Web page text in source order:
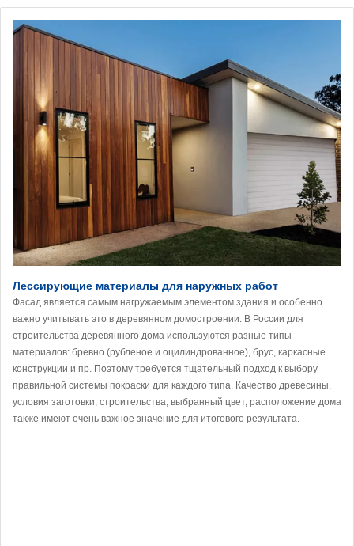
Лессирующие материалы для наружных работ
Фасад является самым нагружаемым элементом здания и особенно
важно учитывать это в деревянном домостроении. В России для
строительства деревянного дома используются разные типы
материалов: бревно (рубленое и оцилиндрованное), брус, каркасные
конструкции и пр. Поэтому требуется тщательный подход к выбору
правильной системы покраски для каждого типа. Качество древесины,
условия заготовки, строительства, выбранный цвет, расположение дома
также имеют очень важное значение для итогового результата.